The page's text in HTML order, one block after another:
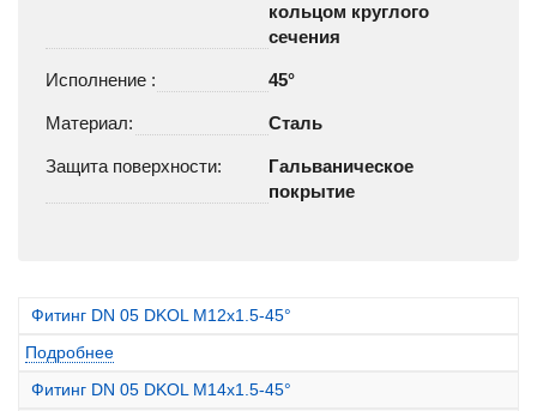
кольцом круглого
сечения
Исполнение : 45°
Материал: Сталь
Защита поверхности:
Гальваническое
покрытие
Фитинг DN 05 DKOL M12x1.5-45°
Подробнее
Фитинг DN 05 DKOL M14x1.5-45°